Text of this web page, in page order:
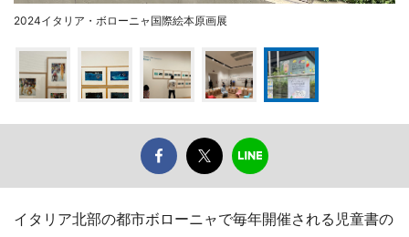
2024イタリア・ボローニャ国際絵本原画展
イタリア北部の都市ボローニャで毎年開催される児童書の